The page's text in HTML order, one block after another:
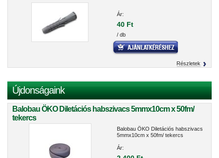
Ár:
40 Ft
/ db
Részletek
Újdonságaink
Balobau ÖKO Diletációs habszivacs 5mmx10cm x 50fm/
tekercs
Balobau ÖKO Diletációs habszivacs
5mmx10cm x 50fm/ tekercs
Ár: